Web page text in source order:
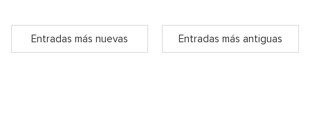
Entradas más nuevas Entradas más antiguas